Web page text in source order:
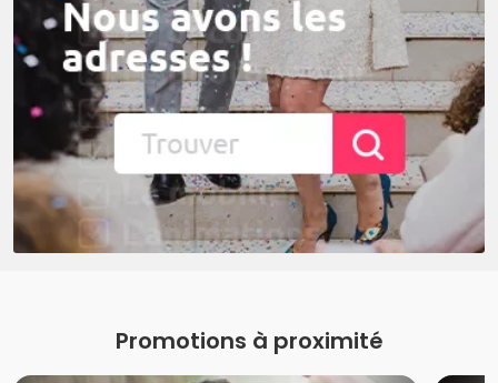
Promotions à proximité